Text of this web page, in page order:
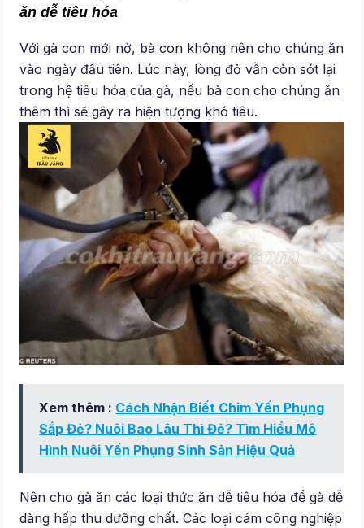
ăn dễ tiêu hóa
Với gà con mới nở, bà con không nên cho chúng ăn
vào ngày đầu tiên. Lúc này, lòng đỏ vẫn còn sót lại
trong hệ tiêu hóa của gà, nếu bà con cho chúng ăn
thêm thì sẽ gây ra hiện tượng khó tiêu.
Xem thêm : Cách Nhận Biết Chim Yến Phụng
Sắp Đẻ? Nuôi Bao Lâu Thì Đẻ? Tìm Hiểu Mô
Hình Nuôi Yến Phụng Sinh Sản Hiệu Quả
Nên cho gà ăn các loại thức ăn dễ tiêu hóa để gà dễ
dàng hấp thu dưỡng chất. Các loại cám công nghiệp